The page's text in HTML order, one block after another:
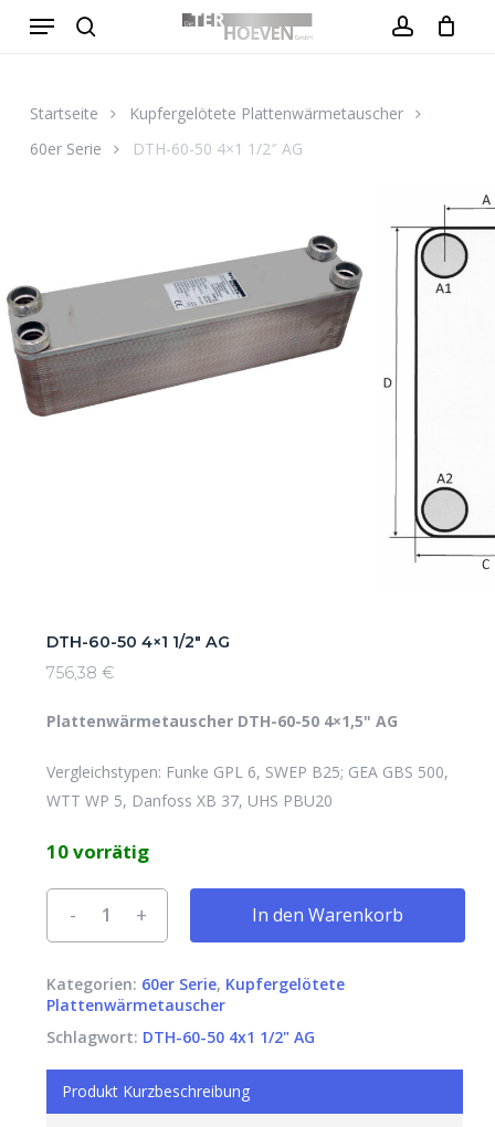
Menu
Startseite
Kupfergelötete Plattenwärmetauscher
60er Serie
DTH-60-50 4×1 1/2″ AG
DTH-60-50 4×1 1/2″ AG
756,38 €
Plattenwärmetauscher DTH-60-50 4×1,5" AG
Vergleichstypen: Funke GPL 6, SWEP B25; GEA GBS 500,
WTT WP 5, Danfoss XB 37, UHS PBU20
10 vorrätig
In den Warenkorb
Kategorien: 60er Serie, Kupfergelötete
Plattenwärmetauscher
Schlagwort: DTH-60-50 4x1 1/2" AG
Produkt Kurzbeschreibung